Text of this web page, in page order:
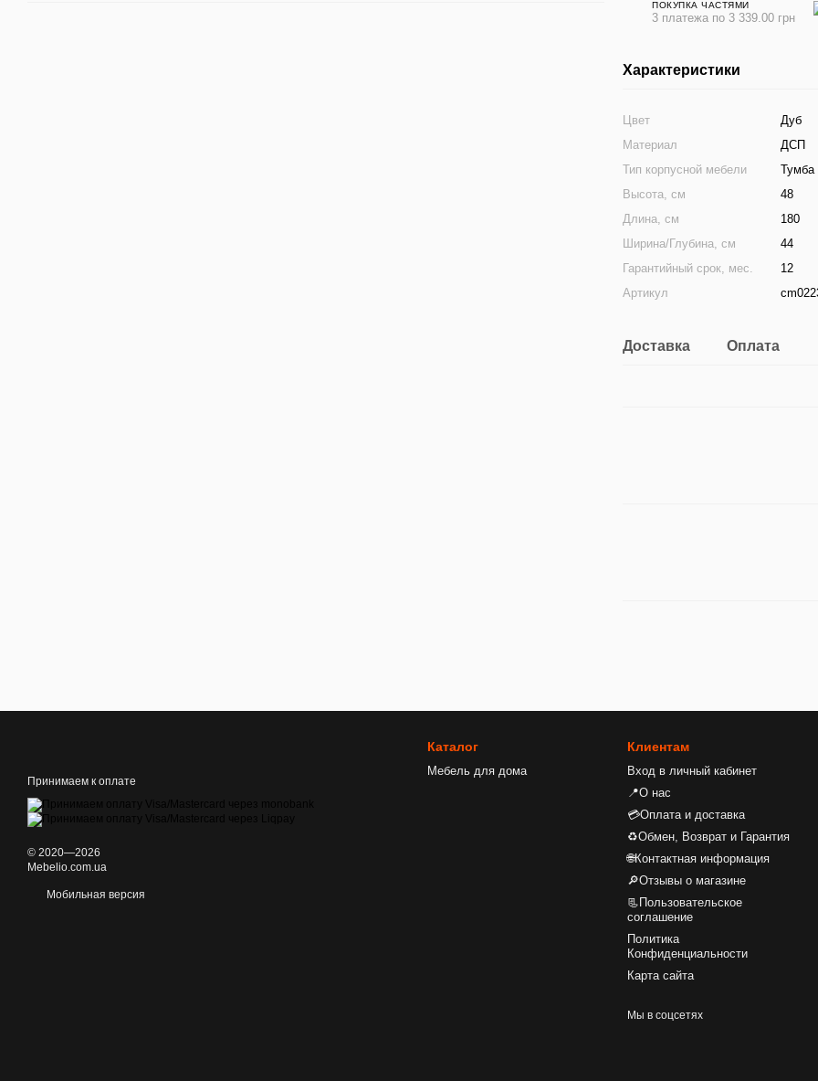
ПОКУПКА ЧАСТЯМИ
3 платежа по 3 339.00 грн
Характеристики
Цвет
Дуб
Материал
ДСП
Тип корпусной мебели
Тумба
Высота, см
48
Длина, см
180
Ширина/Глубина, см
44
Гарантийный срок, мес.
12
Артикул
Доставка Оплата
Принимаем к оплате
© 2020—2026
Mebelio.com.ua
Мобильная версия
Каталог
Мебель для дома
Клиентам
Вход в личный кабинет
📍О нас
💳Оплата и доставка
♻Обмен, Возврат и Гарантия
🌐Контактная информация
🔎Отзывы о магазине
📃Пользовательское
соглашение
Политика
Конфиденциальности
Карта сайта
Мы в соцсетях